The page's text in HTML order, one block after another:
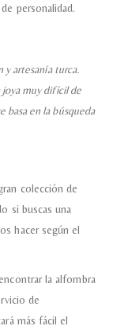
personalidad.
y artesanía turca.
joya muy difícil de
basa en la búsqueda
colección de
si buscas una
hacer según el
la alfombra
de
más fácil el